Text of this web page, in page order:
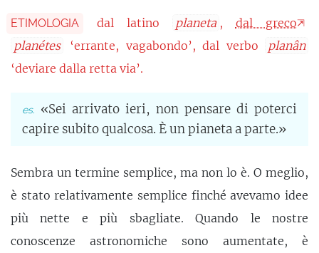
ETIMOLOGIA dal latino planeta , dal greco
planétes
‘errante, vagabondo’, dal verbo
planân
‘deviare dalla retta via’.
«Sei arrivato ieri, non pensare di poterci
capire subito qualcosa. È un pianeta a parte.»
Sembra un termine semplice, ma non lo è. O meglio,
è stato relativamente semplice finché avevamo idee
più nette e più sbagliate. Quando le nostre
conoscenze astronomiche sono aumentate, è